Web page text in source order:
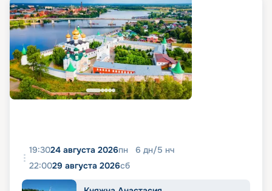
19:3024 августа 2026пн 6 дн/5 нч
22:0029 августа 2026сб